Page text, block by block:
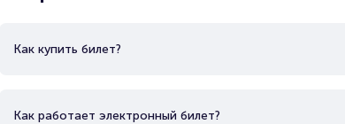
Как купить билет?
Как работает электронный билет?